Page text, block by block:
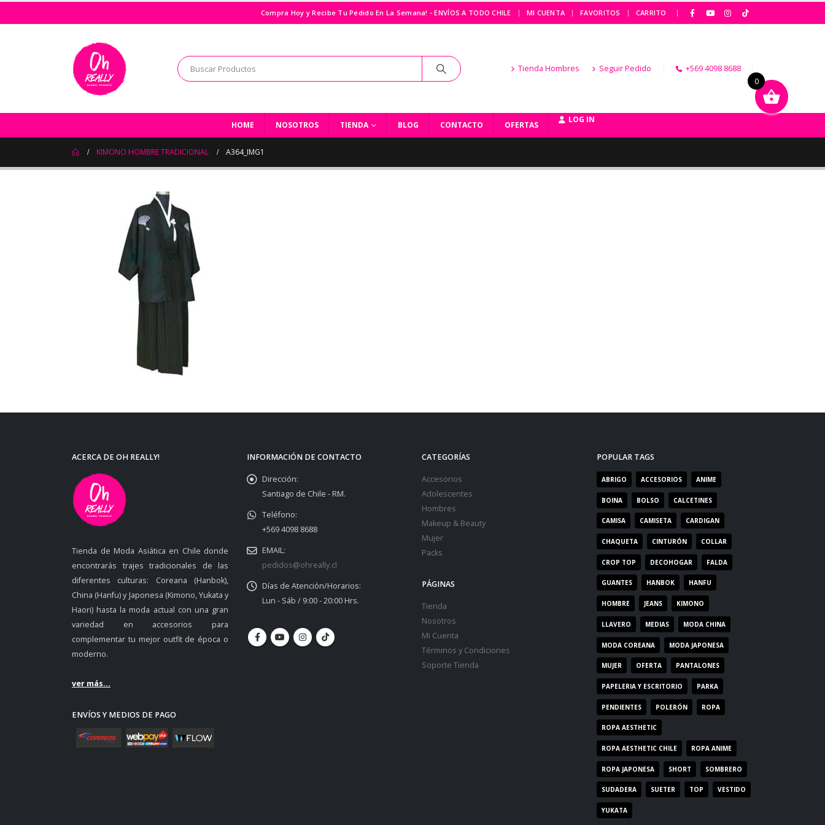
Compra Hoy y Recibe Tu Pedido En La Semana! - ENVÍOS A TODO CHILE | MI CUENTA FAVORITOS CARRITO |
Tienda Hombres Seguir Pedido +569 4098 8688
HOME NOSOTROS TIENDA BLOG CONTACTO OFERTAS
LOG IN
KIMONO HOMBRE TRADICIONAL A364_IMG1
ACERCA DE OH REALLY!
Tienda de Moda Asiática en Chile donde
encontrarás trajes tradicionales de las
diferentes culturas: Coreana (Hanbok),
China (Hanfu) y Japonesa (Kimono, Yukata y
Haori) hasta la moda actual con una gran
variedad en accesorios para
complementar tu mejor outfit de época o
moderno.
ver más...
ENVÍOS Y MEDIOS DE PAGO
INFORMACIÓN DE CONTACTO
Dirección:
Santiago de Chile - RM.
Teléfono:
+569 4098 8688
EMAIL:
pedidos@ohreally.cl
Días de Atención/Horarios:
Lun - Sáb / 9:00 - 20:00 Hrs.
CATEGORÍAS
Accesorios
Adolescentes
Hombres
Makeup & Beauty
Mujer
Packs
PÁGINAS
Tienda
Nosotros
Mi Cuenta
Términos y Condiciones
Soporte Tienda
POPULAR TAGS
ABRIGO ACCESORIOS ANIME
BOINA BOLSO CALCETINES
CAMISA CAMISETA CARDIGAN
CHAQUETA CINTURÓN COLLAR
CROP TOP DECOHOGAR FALDA
GUANTES HANBOK HANFU
HOMBRE JEANS KIMONO
LLAVERO MEDIAS MODA CHINA
MODA COREANA MODA JAPONESA
MUJER OFERTA PANTALONES
PAPELERIA Y ESCRITORIO PARKA
PENDIENTES POLERÓN ROPA
ROPA AESTHETIC
ROPA AESTHETIC CHILE ROPA ANIME
ROPA JAPONESA SHORT SOMBRERO
SUDADERA SUETER TOP VESTIDO
YUKATA
0